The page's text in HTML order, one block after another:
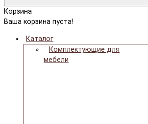
Корзина
Ваша корзина пуста!
Каталог
Комплектующие для
мебели